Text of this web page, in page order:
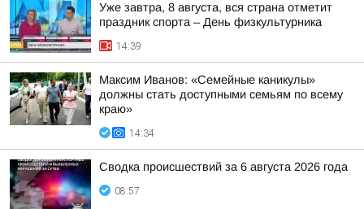
Уже завтра, 8 августа, вся страна отметит
праздник спорта – День физкультурника
14:39
Максим Иванов: «Семейные каникулы»
должны стать доступными семьям по всему
краю»
14:34
Сводка происшествий за 6 августа 2026 года
08:57